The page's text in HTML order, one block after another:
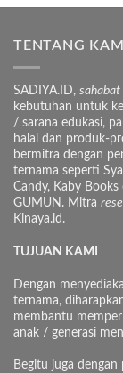
TENTANG KAMI
SADIYA.ID, sahabat
kebutuhan untuk
/ sarana edukasi,
halal dan produk-
bermitra dengan
ternama seperti
Candy, Kaby Books
GUMUN. Mitra
Kinaya.id.
TUJUAN KAMI
Dengan
ternama,
membantu
anak / generasi
Begitu juga